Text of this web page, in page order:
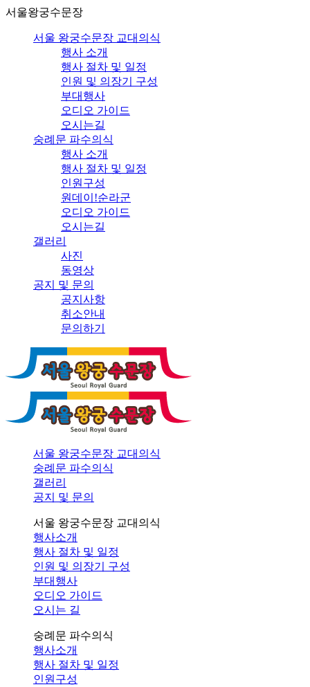
서울왕궁수문장
서울 왕궁수문장 교대의식
행사 소개
행사 절차 및 일정
인원 및 의장기 구성
부대행사
오디오 가이드
오시는길
숭례문 파수의식
행사 소개
행사 절차 및 일정
인원구성
원데이!순라군
오디오 가이드
오시는길
갤러리
사진
동영상
공지 및 문의
공지사항
취소안내
문의하기
서울 왕궁수문장 교대의식
숭례문 파수의식
갤러리
공지 및 문의
서울 왕궁수문장 교대의식
행사소개
행사 절차 및 일정
인원 및 의장기 구성
부대행사
오디오 가이드
오시는 길
숭례문 파수의식
행사소개
행사 절차 및 일정
인원구성